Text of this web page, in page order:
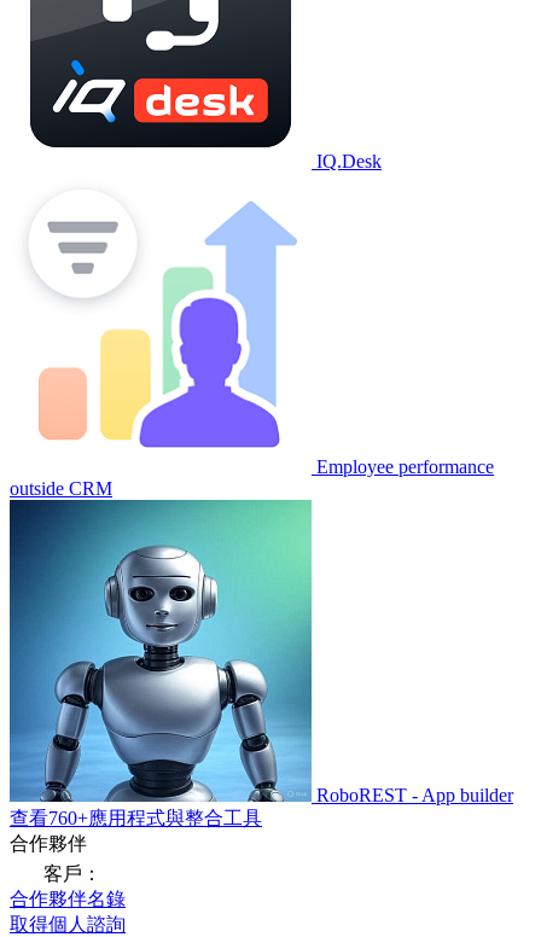
IQ.Desk
Employee performance
outside CRM
RoboREST - App builder
查看760+應用程式與整合工具
合作夥伴
客戶：
合作夥伴名錄
取得個人諮詢